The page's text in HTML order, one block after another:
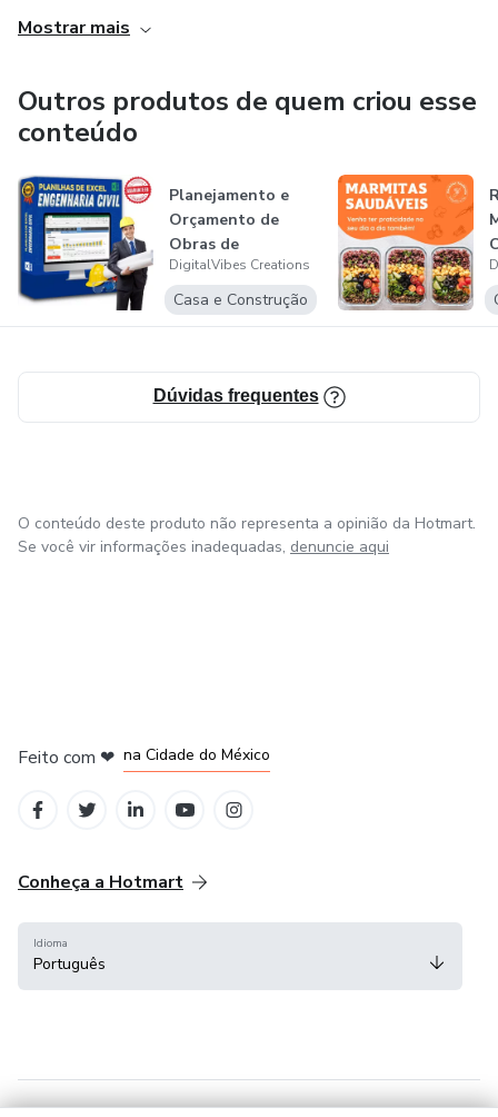
Mostrar mais
Outros produtos de quem criou esse
conteúdo
Planejamento e
Orçamento de
Obras de
Engenharia Civil
DigitalVibes Creations
Casa e Construção
Dúvidas frequentes
O conteúdo deste produto não representa a opinião da Hotmart.
Se você vir informações inadequadas, denuncie aqui
Feito com ❤ na Cidade do México
Conheça a Hotmart
Idioma
Português